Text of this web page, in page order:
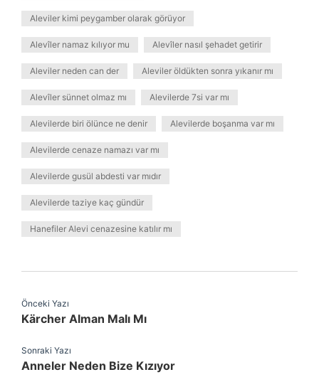
Aleviler kimi peygamber olarak görüyor
Alevîler namaz kılıyor mu Alevîler nasıl şehadet getirir
Aleviler neden can der Aleviler öldükten sonra yıkanır mı
Alevîler sünnet olmaz mı Alevilerde 7si var mı
Alevilerde biri ölünce ne denir Alevilerde boşanma var mı
Alevilerde cenaze namazı var mı
Alevilerde gusül abdesti var mıdır
Alevilerde taziye kaç gündür
Hanefiler Alevi cenazesine katılır mı
Önceki Yazı
Kärcher Alman Malı Mı
Sonraki Yazı
Anneler Neden Bize Kızıyor